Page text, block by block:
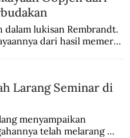
dalam lukisan Rembrandt.
dari hasil memeras
Larang Seminar di
menyampaikan
telah melarang